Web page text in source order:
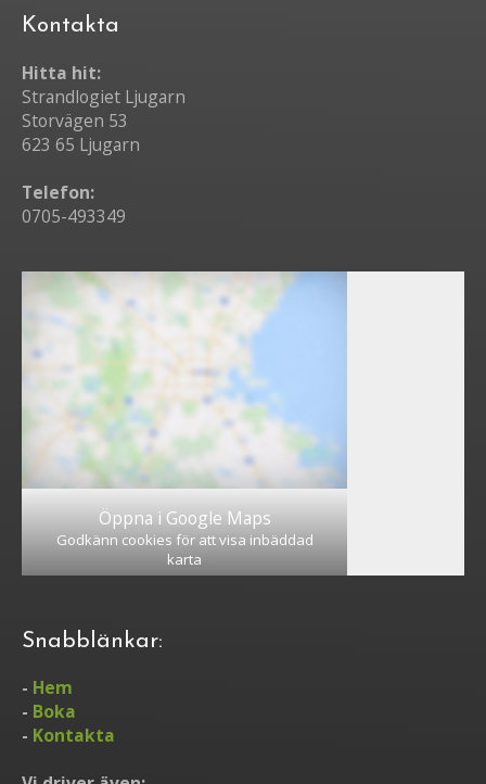
Kontakta
Hitta hit:
Strandlogiet Ljugarn
Storvägen 53
623 65 Ljugarn
Telefon:
0705-493349
Öppna i Google Maps
Godkänn cookies för att visa inbäddad
karta
Snabblänkar:
- Hem
- Boka
- Kontakta